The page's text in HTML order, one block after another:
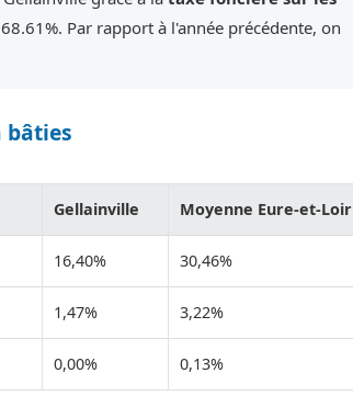
Par rapport à l'année précédente, on
bâties
Gellainville Moyenne Eure-et-Loir
16,40% 30,46%
1,47% 3,22%
0,00% 0,13%